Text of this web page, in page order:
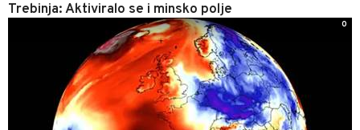
Trebinja: Aktiviralo se i minsko polje
0